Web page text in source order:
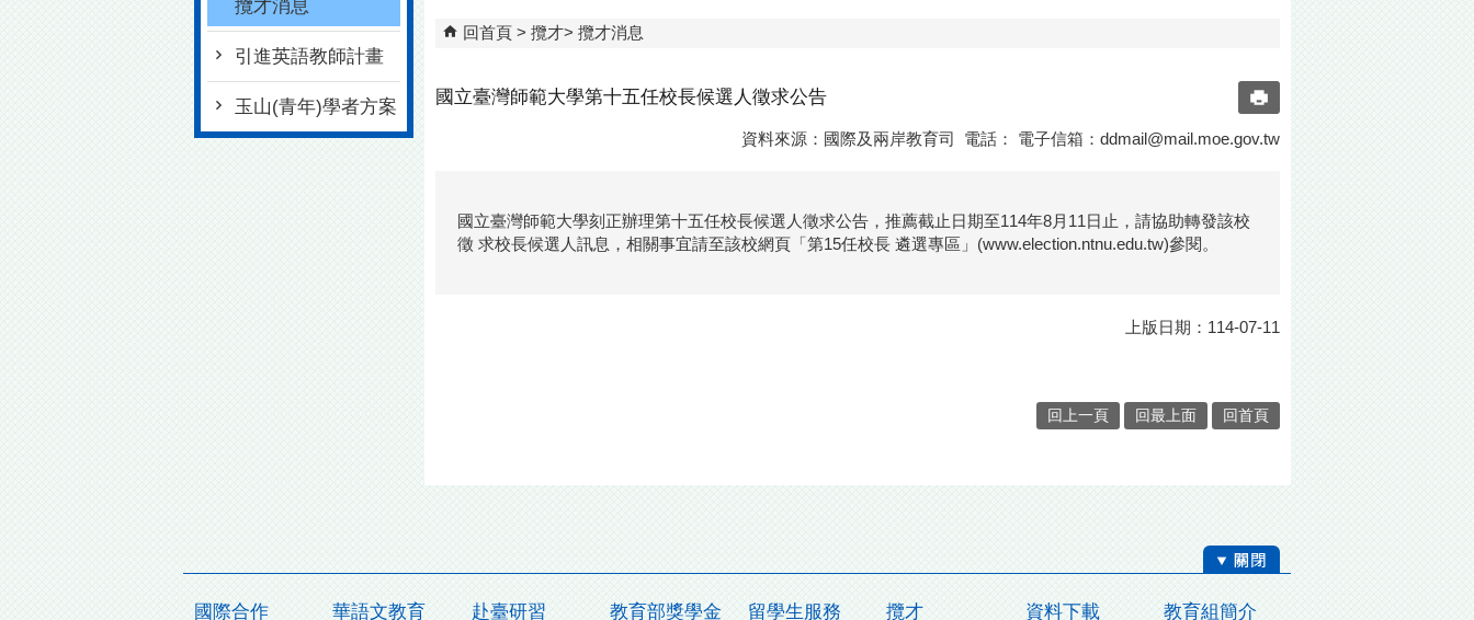
攬才消息
引進英語教師計畫
玉山(青年)學者方案
回首頁 攬才 攬才消息
國立臺灣師範大學第十五任校長候選人徵求公告
資料來源：國際及兩岸教育司 電話： 電子信箱： ddmail@mail.moe.gov.tw
國立臺灣師範大學刻正辦理第十五任校長候選人徵求公告，推薦截止日期至114年8月11日止，請協助轉發該校
徵 求校長候選人訊息，相關事宜請至該校網頁「第15任校長 遴選專區」(www.election.ntnu.edu.tw)參閱。
上版日期：114-07-11
回上一頁 回最上面 回首頁
國際合作 華語文教育 赴臺研習 教育部獎學金 留學生服務 攬才 資料下載 教育組簡介